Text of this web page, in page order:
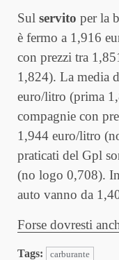
Sul servito per la
è fermo a 1,916
con prezzi tra
1,824). La media
euro/litro (prima
compagnie con
1,944 euro/litro
praticati del Gpl
(no logo 0,708).
auto vanno da
Forse dovresti
Tags: carburante